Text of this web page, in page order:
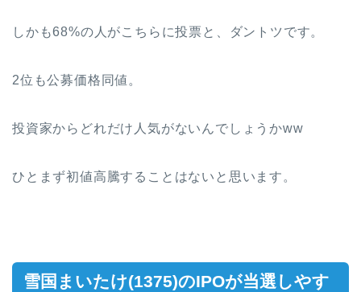
しかも68%の人がこちらに投票と、ダントツです。
2位も公募価格同値。
投資家からどれだけ人気がないんでしょうかww
ひとまず初値高騰することはないと思います。
雪国まいたけ(1375)のIPOが当選しやす